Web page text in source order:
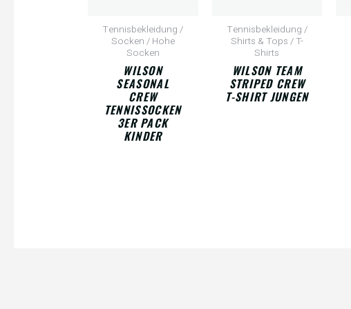
Tennisbekleidung /
Socken / Hohe
Socken
WILSON
SEASONAL
CREW
TENNISSOCKEN
3ER PACK
KINDER
Tennisbekleidung /
Shirts & Tops / T-
Shirts
WILSON TEAM
STRIPED CREW
T-SHIRT JUNGEN